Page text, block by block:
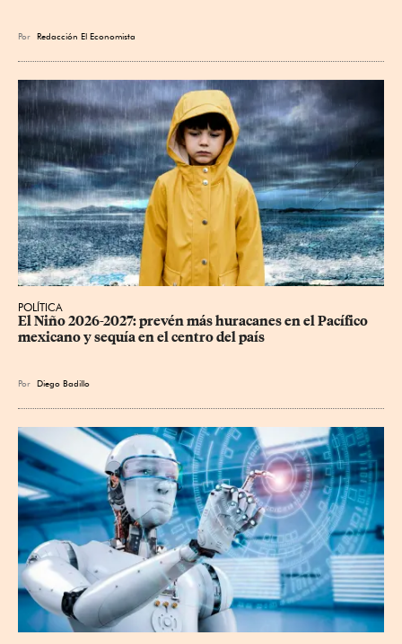
Por Redacción El Economista
POLÍTICA
El Niño 2026-2027: prevén más huracanes en el Pacífico
mexicano y sequía en el centro del país
Por Diego Badillo